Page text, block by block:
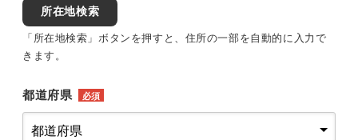
所在地検索
「所在地検索」ボタンを押すと、住所の一部を自動的に入力で
きます。
都道府県 必須